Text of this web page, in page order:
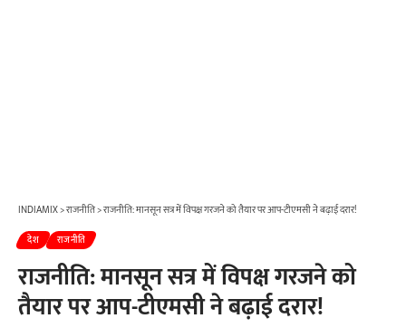
INDIAMIX>राजनीति>राजनीति: मानसून सत्र में विपक्ष गरजने को तैयार पर आप-टीएमसी ने बढ़ाई दरार!
देश राजनीति
राजनीति: मानसून सत्र में विपक्ष गरजने को
तैयार पर आप-टीएमसी ने बढ़ाई दरार!